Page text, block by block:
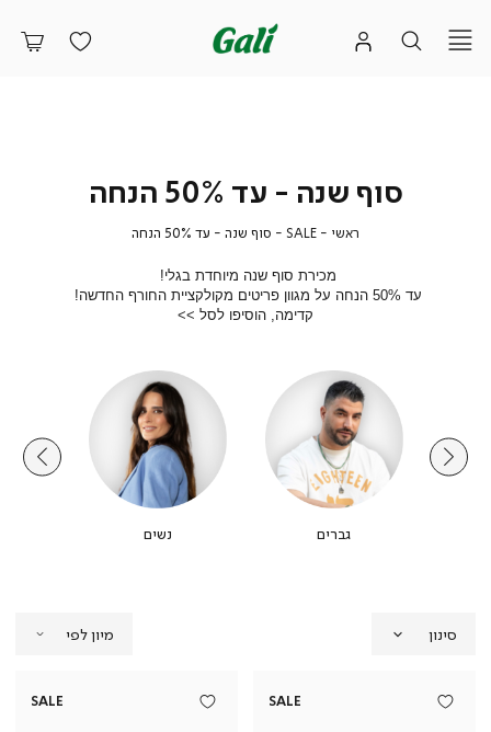
סוף שנה - עד 50% הנחה
ראשי ראשי
SALE
SALE
סוף שנה - עד 50% הנחה
סוף
50%
מכירת סוף שנה מיוחדת בגלי!
עד 50% הנחה על מגוון פריטים מקולקציית החורף החדשה!
קדימה, הוסיפו לסל >>
גברים נשים
סינון
SALE
SALE